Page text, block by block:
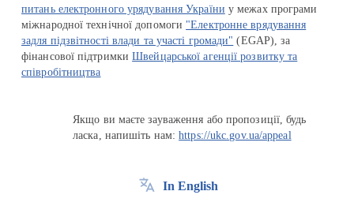
питань електронного урядування України у межах програми
міжнародної технічної допомоги "Електронне врядування
задля підзвітності влади та участі громади" (EGAP), за
фінансової підтримкиШвейцарської агенції розвитку та
співробітництва
Якщо ви маєте зауваження або пропозиції, будь
ласка, напишіть нам:https://ukc.gov.ua/appeal
In English